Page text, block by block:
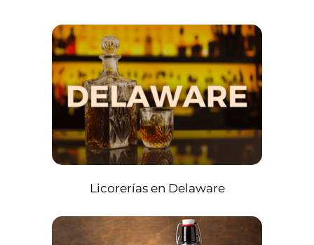
Licorerías en Delaware